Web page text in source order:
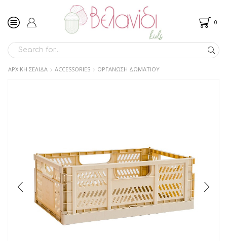
0
INPUT
ΑΡΧΙΚΉ ΣΕΛΊΔΑ ACCESSORIES ΟΡΓΑΝΩΣΗ ΔΩΜΑΤΙΟΥ